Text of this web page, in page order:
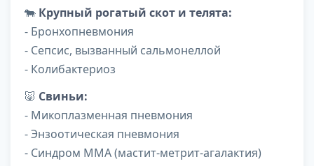
🐄 Крупный рогатый скот и телята:
- Бронхопневмония
- Сепсис, вызванный сальмонеллой
- Колибактериоз
🐷 Свиньи:
- Микоплазменная пневмония
- Энзоотическая пневмония
- Синдром ММА (мастит-метрит-агалактия)